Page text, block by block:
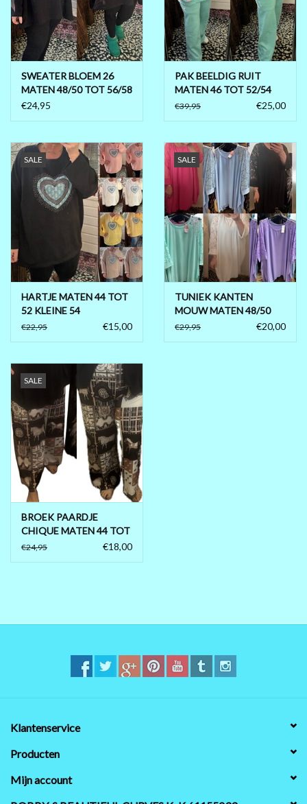
SWEATER BLOEM 26
MATEN 48/50 TOT 56/58
€24,95
PAK BEELDIG RUIT
MATEN 46 TOT 52/54
€39,95 €25,00
SALE
HARTJE MATEN 44 TOT
52 KLEINE 54
€22,95 €15,00
SALE
TUNIEK KANTEN
MOUW MATEN 48/50
TOT 56 RUIM
€29,95 €20,00
SALE
BROEK PAARDJE
CHIQUE MATEN 44 TOT
52/54
€24,95 €18,00
Klantenservice
Producten
Mijn account